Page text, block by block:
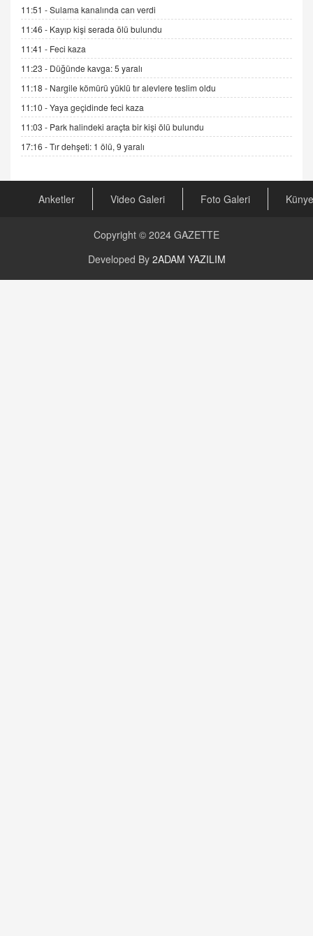
Cümlesinin Peşinden
19.07.2025 12:45
GÖNÜL MENEKŞE
Şifacının Yolu
04.11.2025 12:56
AV. RÜMEYSA ÖZKALE
Kira Uyuşmazlıklarında Dava Açmadan Önce
Arabulucuya Başvuru Şartı
CAN UĞURATEŞ
Değişen yapısıyla Suriye
GÜNLÜK BURÇ YORUMU
11:51 -Sulama kanalında can verdi
11:46 - Kayıp kişi serada ölü bulundu
11:41 - Feci kaza
11:23 - Düğünde kavga: 5 yaralı
11:18 - Nargile kömürü yüklü tır alevlere teslim oldu
11:10 -Yaya geçidinde feci kaza
11:03 - Park halindeki araçta bir kişi ölü bulundu
17:16 -Tır dehşeti: 1 ölü, 9 yaralı
Anketler Video Galeri Foto Galeri Künye
Copyright © 2024 GAZETTE
Developed By 2ADAM YAZILIM